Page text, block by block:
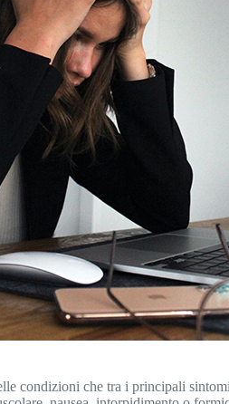
condizioni che tra i principali